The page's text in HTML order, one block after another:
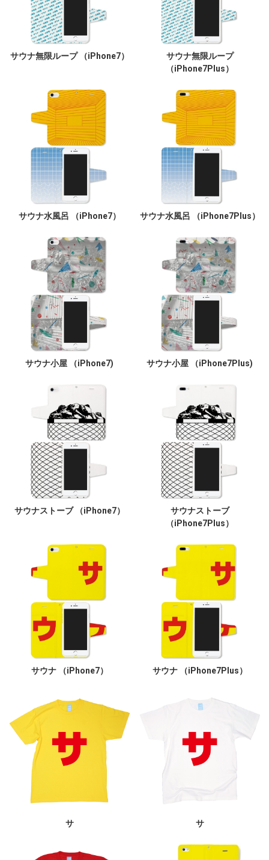
サウナ無限ループ （iPhone7）
サウナ無限ループ
（iPhone7Plus）
サウナ水風呂 （iPhone7） サウナ水風呂 （iPhone7Plus）
サウナ小屋 （iPhone7) サウナ小屋 （iPhone7Plus)
サウナストーブ （iPhone7）
サウナストーブ
（iPhone7Plus）
サウナ （iPhone7） サウナ （iPhone7Plus）
サ サ